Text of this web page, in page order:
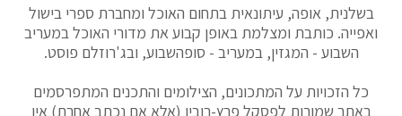
בשלנית, אופה, עיתונאית בתחום האוכל ומחברת ספרי בישול
ואפייה. כותבת ומצלמת באופן קבוע את מדורי האוכל במעריב
השבוע - המגזין, במעריב - סופהשבוע, ובג'רוזלם פוסט.
כל הזכויות על המתכונים, הצילומים והתכנים המתפרסמים
באתר שמורות לפסקל פרץ-רובין (אלא אם נכתב אחרת) אין